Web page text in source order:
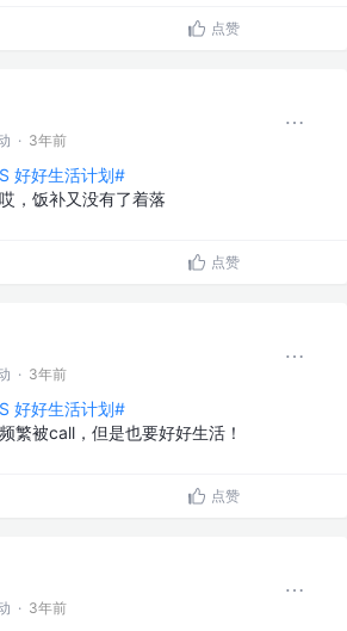
点赞
· 3年前
好好生活计划#
，饭补又没有了着落
点赞
· 3年前
好好生活计划#
繁被call，但是也要好好生活！
点赞
· 3年前